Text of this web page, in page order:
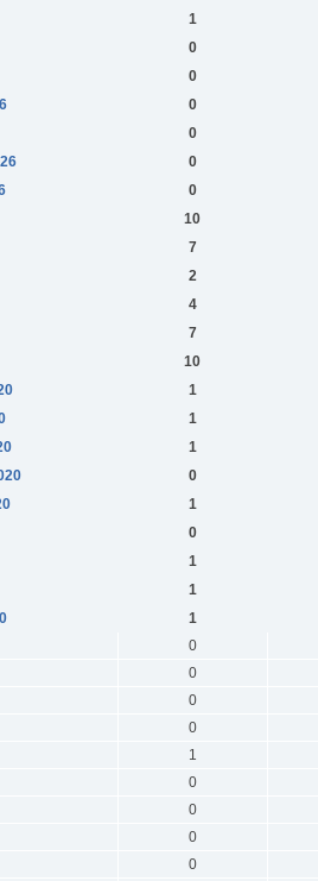
1
0
0
0
0
0
0
10
7
2
4
7
10
1
1
1
0
1
0
1
1
1
0
0
0
0
1
0
0
0
0